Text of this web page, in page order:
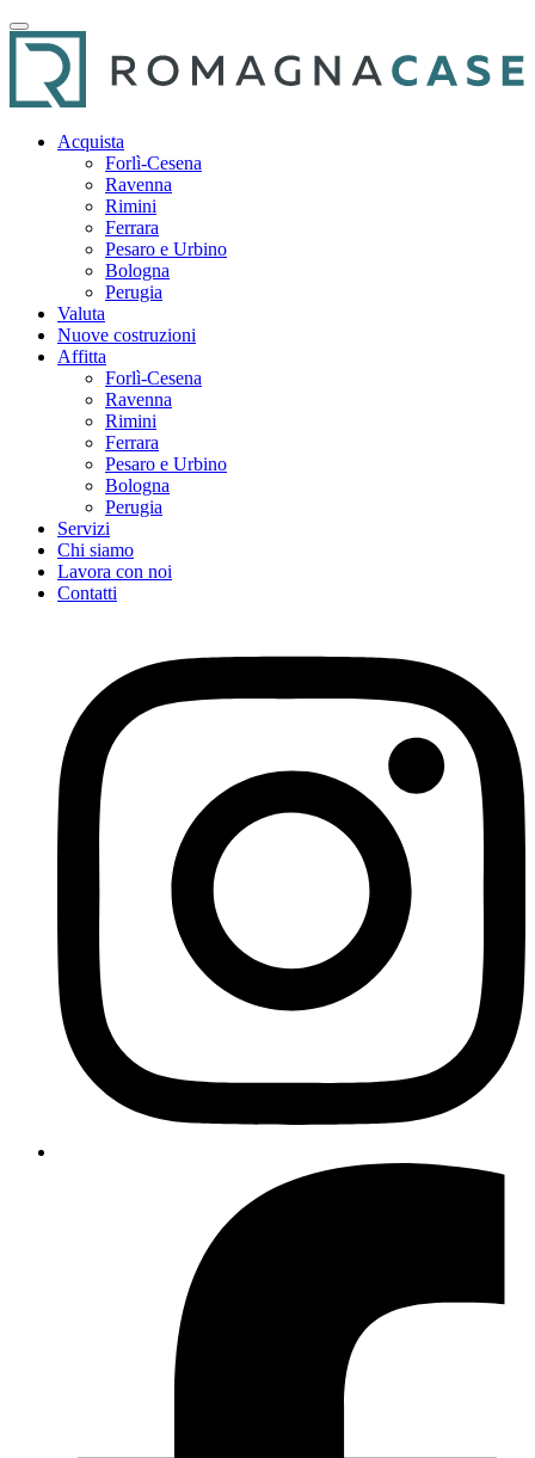
Acquista
Forlì-Cesena
Ravenna
Rimini
Ferrara
Pesaro e Urbino
Bologna
Perugia
Valuta
Nuove costruzioni
Affitta
Forlì-Cesena
Ravenna
Rimini
Ferrara
Pesaro e Urbino
Bologna
Perugia
Servizi
Chi siamo
Lavora con noi
Contatti